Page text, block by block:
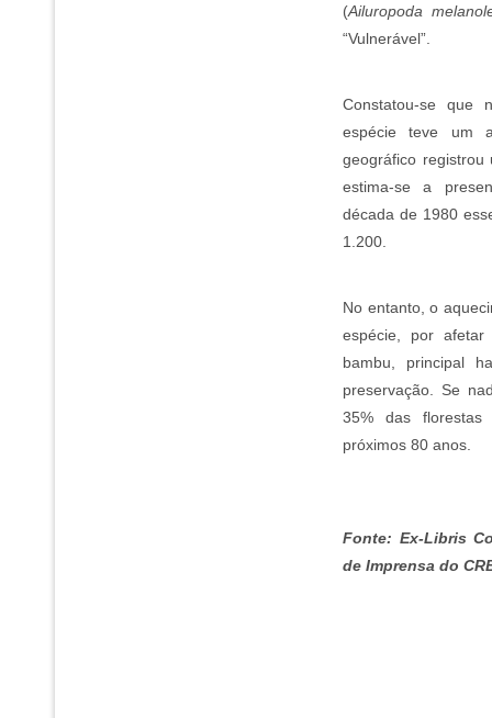
(Ailuropoda
“Vulnerável”.
Constatou-se que
espécie teve um
geográfico
estima-se a
década de 1980
1.200.
No entanto, o
espécie, por afetar
bambu, principal
preservação. Se
35% das florestas
próximos 80 anos.
Fonte: Ex-Libris
de Imprensa do